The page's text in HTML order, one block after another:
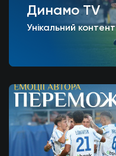
Динамо TV
Унікальний контент